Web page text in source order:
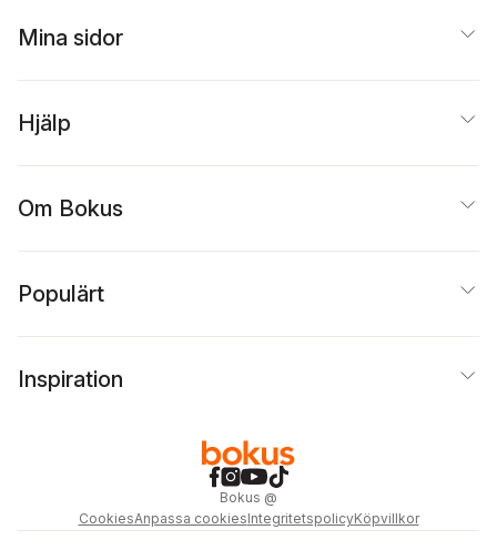
Mina sidor
Hjälp
Om Bokus
Populärt
Inspiration
Bokus @
CookiesAnpassa cookiesIntegritetspolicyKöpvillkor